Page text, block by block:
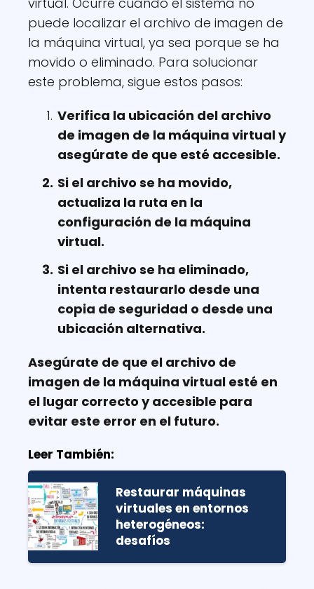
puede localizar el archivo de imagen de
la máquina virtual, ya sea porque se ha
movido o eliminado. Para solucionar
este problema, sigue estos pasos:
Verifica la ubicación del archivo
de imagen de la máquina virtual y
asegúrate de que esté accesible.
Si el archivo se ha movido,
actualiza la ruta en la
configuración de la máquina
virtual.
Si el archivo se ha eliminado,
intenta restaurarlo desde una
copia de seguridad o desde una
ubicación alternativa.
Asegúrate de que el archivo de
imagen de la máquina virtual esté en
el lugar correcto y accesible para
evitar este error en el futuro.
Leer También:
Restaurar máquinas
virtuales en entornos
heterogéneos:
desafíos